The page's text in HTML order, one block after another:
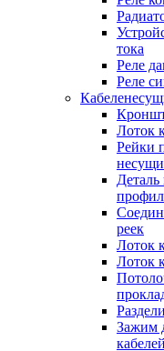
тока
Реле
Реле
Лоток
Рейки
реек
Лоток
Лоток
Зажим
кабелей